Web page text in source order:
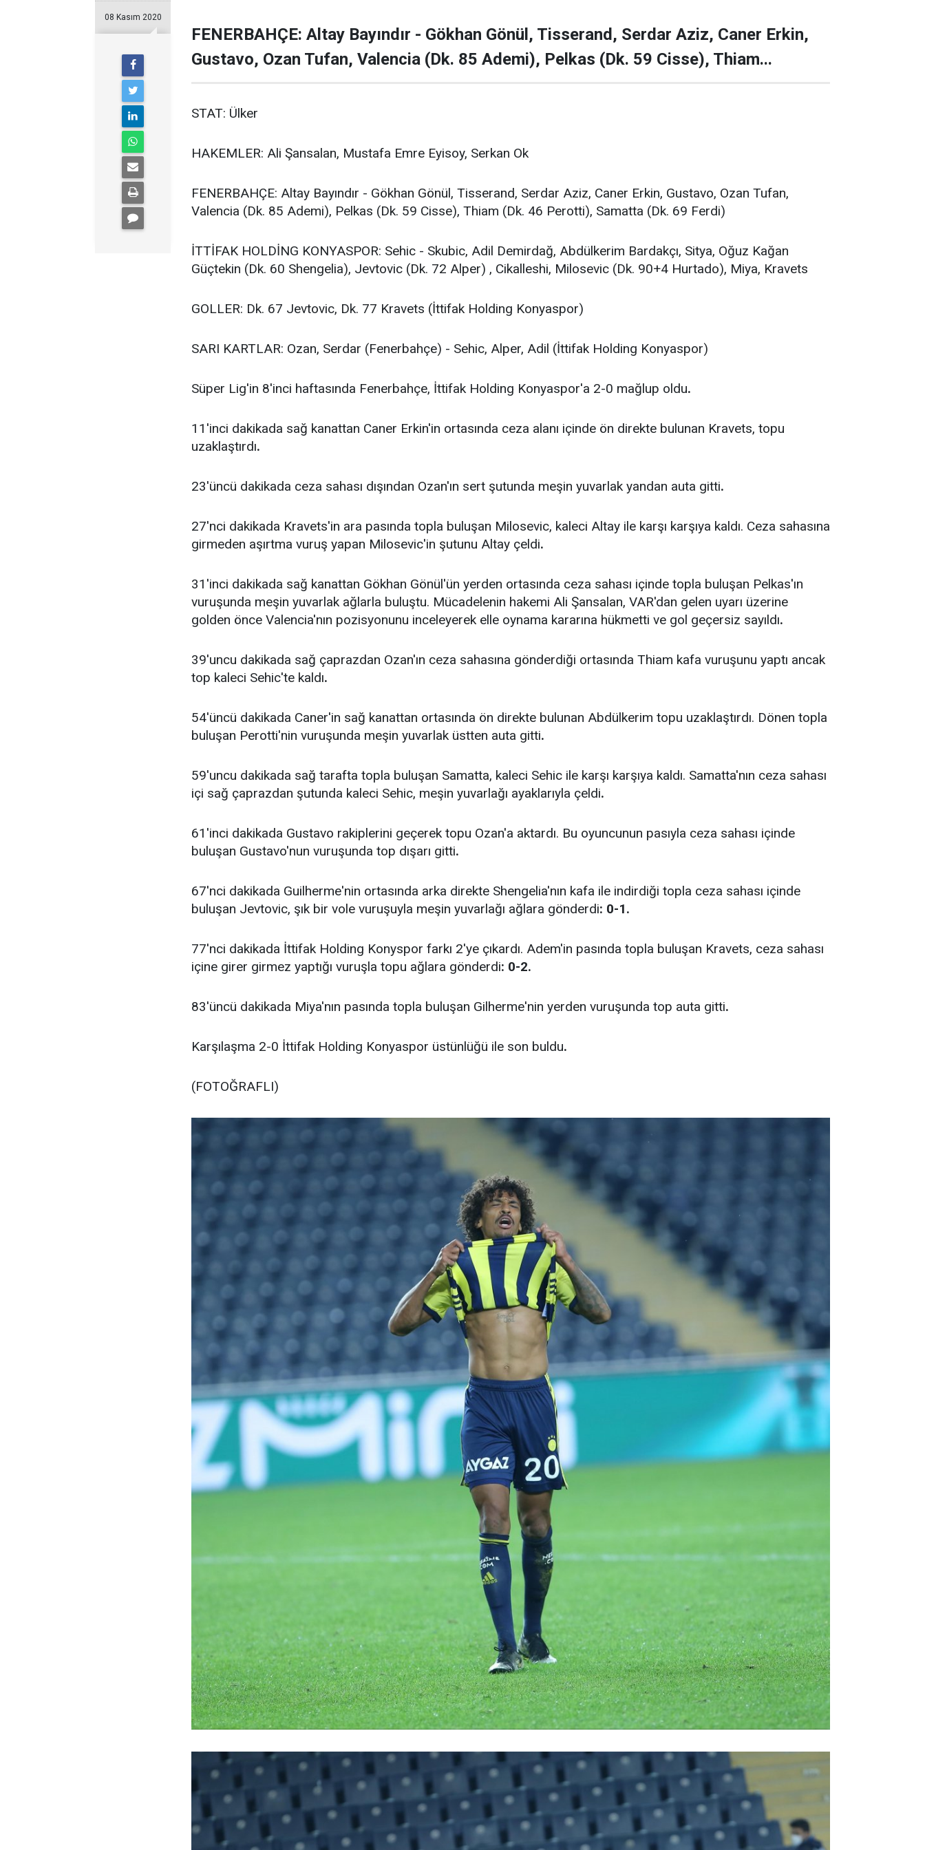
08 Kasım 2020
FENERBAHÇE: Altay Bayındır - Gökhan Gönül, Tisserand, Serdar Aziz, Caner Erkin,
Gustavo, Ozan Tufan, Valencia (Dk. 85 Ademi), Pelkas (Dk. 59 Cisse), Thiam...
STAT: Ülker
HAKEMLER: Ali Şansalan, Mustafa Emre Eyisoy, Serkan Ok
FENERBAHÇE: Altay Bayındır - Gökhan Gönül, Tisserand, Serdar Aziz, Caner Erkin, Gustavo, Ozan Tufan,
Valencia (Dk. 85 Ademi), Pelkas (Dk. 59 Cisse), Thiam (Dk. 46 Perotti), Samatta (Dk. 69 Ferdi)
İTTİFAK HOLDİNG KONYASPOR: Sehic - Skubic, Adil Demirdağ, Abdülkerim Bardakçı, Sitya, Oğuz Kağan
Güçtekin (Dk. 60 Shengelia), Jevtovic (Dk. 72 Alper) , Cikalleshi, Milosevic (Dk. 90+4 Hurtado), Miya, Kravets
GOLLER: Dk. 67 Jevtovic, Dk. 77 Kravets (İttifak Holding Konyaspor)
SARI KARTLAR: Ozan, Serdar (Fenerbahçe) - Sehic, Alper, Adil (İttifak Holding Konyaspor)
Süper Lig'in 8'inci haftasında Fenerbahçe, İttifak Holding Konyaspor'a 2-0 mağlup oldu.
11'inci dakikada sağ kanattan Caner Erkin'in ortasında ceza alanı içinde ön direkte bulunan Kravets, topu
uzaklaştırdı.
23'üncü dakikada ceza sahası dışından Ozan'ın sert şutunda meşin yuvarlak yandan auta gitti.
27'nci dakikada Kravets'in ara pasında topla buluşan Milosevic, kaleci Altay ile karşı karşıya kaldı. Ceza sahasına
girmeden aşırtma vuruş yapan Milosevic'in şutunu Altay çeldi.
31'inci dakikada sağ kanattan Gökhan Gönül'ün yerden ortasında ceza sahası içinde topla buluşan Pelkas'ın
vuruşunda meşin yuvarlak ağlarla buluştu. Mücadelenin hakemi Ali Şansalan, VAR'dan gelen uyarı üzerine
golden önce Valencia'nın pozisyonunu inceleyerek elle oynama kararına hükmetti ve gol geçersiz sayıldı.
39'uncu dakikada sağ çaprazdan Ozan'ın ceza sahasına gönderdiği ortasında Thiam kafa vuruşunu yaptı ancak
top kaleci Sehic'te kaldı.
54'üncü dakikada Caner'in sağ kanattan ortasında ön direkte bulunan Abdülkerim topu uzaklaştırdı. Dönen topla
buluşan Perotti'nin vuruşunda meşin yuvarlak üstten auta gitti.
59'uncu dakikada sağ tarafta topla buluşan Samatta, kaleci Sehic ile karşı karşıya kaldı. Samatta'nın ceza sahası
içi sağ çaprazdan şutunda kaleci Sehic, meşin yuvarlağı ayaklarıyla çeldi.
61'inci dakikada Gustavo rakiplerini geçerek topu Ozan'a aktardı. Bu oyuncunun pasıyla ceza sahası içinde
buluşan Gustavo'nun vuruşunda top dışarı gitti.
67'nci dakikada Guilherme'nin ortasında arka direkte Shengelia'nın kafa ile indirdiği topla ceza sahası içinde
buluşan Jevtovic, şık bir vole vuruşuyla meşin yuvarlağı ağlara gönderdi: 0-1.
77'nci dakikada İttifak Holding Konyspor farkı 2'ye çıkardı. Adem'in pasında topla buluşan Kravets, ceza sahası
içine girer girmez yaptığı vuruşla topu ağlara gönderdi: 0-2.
83'üncü dakikada Miya'nın pasında topla buluşan Gilherme'nin yerden vuruşunda top auta gitti.
Karşılaşma 2-0 İttifak Holding Konyaspor üstünlüğü ile son buldu.
(FOTOĞRAFLI)